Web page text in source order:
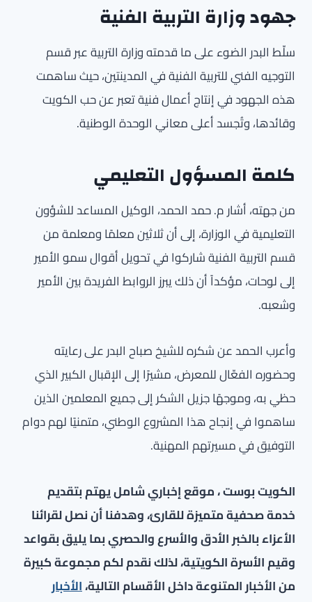
جهود وزارة التربية الفنية
سلّط البدر الضوء على ما قدمته وزارة التربية عبر قسم
التوجيه الفني للتربية الفنية في المدينتين، حيث ساهمت
هذه الجهود في إنتاج أعمال فنية تعبر عن حب الكويت
وقائدها، وتُجسد أعلى معاني الوحدة الوطنية.
كلمة المسؤول التعليمي
من جهته، أشار م. حمد الحمد، الوكيل المساعد للشؤون
التعليمية في الوزارة، إلى أن ثلاثين معلمًا ومعلمة من
قسم التربية الفنية شاركوا في تحويل أقوال سمو الأمير
إلى لوحات، مؤكداً أن ذلك يبرز الروابط الفريدة بين الأمير
وشعبه.
وأعرب الحمد عن شكره للشيخ صباح البدر على رعايته
وحضوره الفعّال للمعرض، مشيرًا إلى الإقبال الكبير الذي
حظي به، وموجهًا جزيل الشكر إلى جميع المعلمين الذين
ساهموا في إنجاح هذا المشروع الوطني، متمنيًا لهم دوام
التوفيق في مسيرتهم المهنية.
الكويت بوست ، موقع إخباري شامل يهتم بتقديم
خدمة صحفية متميزة للقارئ، وهدفنا أن نصل لقرائنا
الأعزاء بالخبر الأدق والأسرع والحصري بما يليق بقواعد
وقيم الأسرة الكويتية، لذلك نقدم لكم مجموعة كبيرة
من الأخبار المتنوعة داخل الأقسام التالية،الأخبار